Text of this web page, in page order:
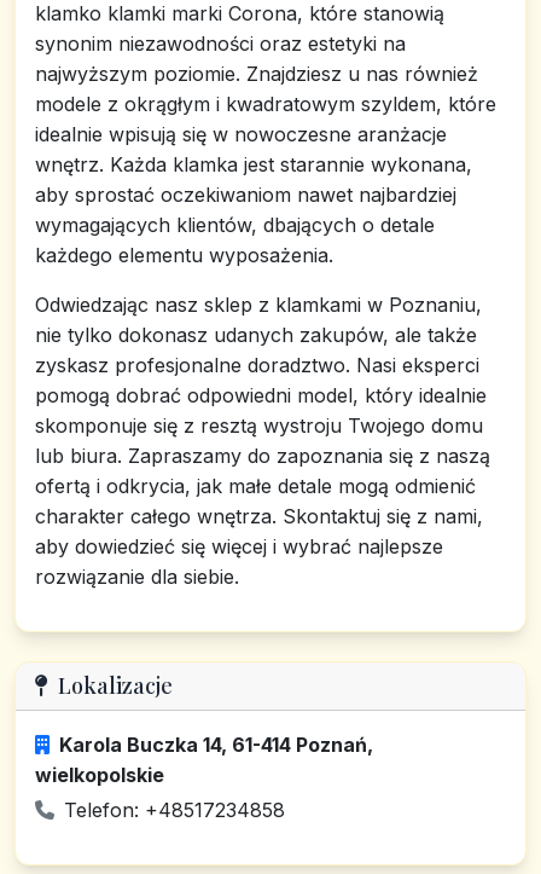
klamko klamki marki Corona, które stanowią
synonim niezawodności oraz estetyki na
najwyższym poziomie. Znajdziesz u nas również
modele z okrągłym i kwadratowym szyldem, które
idealnie wpisują się w nowoczesne aranżacje
wnętrz. Każda klamka jest starannie wykonana,
aby sprostać oczekiwaniom nawet najbardziej
wymagających klientów, dbających o detale
każdego elementu wyposażenia.
Odwiedzając nasz sklep z klamkami w Poznaniu,
nie tylko dokonasz udanych zakupów, ale także
zyskasz profesjonalne doradztwo. Nasi eksperci
pomogą dobrać odpowiedni model, który idealnie
skomponuje się z resztą wystroju Twojego domu
lub biura. Zapraszamy do zapoznania się z naszą
ofertą i odkrycia, jak małe detale mogą odmienić
charakter całego wnętrza. Skontaktuj się z nami,
aby dowiedzieć się więcej i wybrać najlepsze
rozwiązanie dla siebie.
Lokalizacje
Karola Buczka 14, 61-414 Poznań,
wielkopolskie
Telefon: +48517234858